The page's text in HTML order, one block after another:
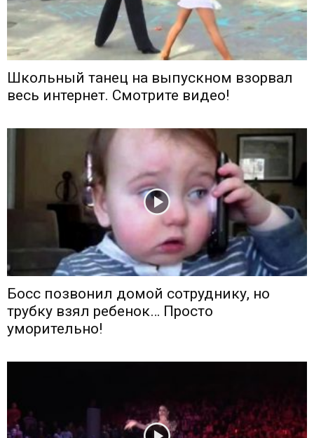
Школьный танец на выпускном взорвал
весь интернет. Смотрите видео!
Босс позвонил домой сотруднику, но
трубку взял ребенок… Просто
уморительно!